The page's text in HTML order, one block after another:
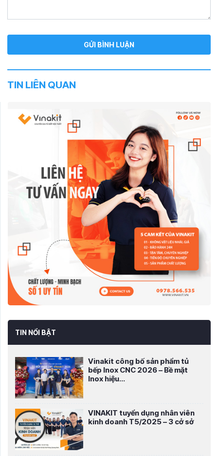
TIN LIÊN QUAN
TIN NỔI BẬT
Vinakit công bố sản phẩm tủ
bếp Inox CNC 2026 – Bề mặt
Inox hiệu...
VINAKIT tuyển dụng nhân viên
kinh doanh T5/2025 – 3 cở sở